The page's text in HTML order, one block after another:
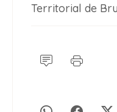
Territorial de